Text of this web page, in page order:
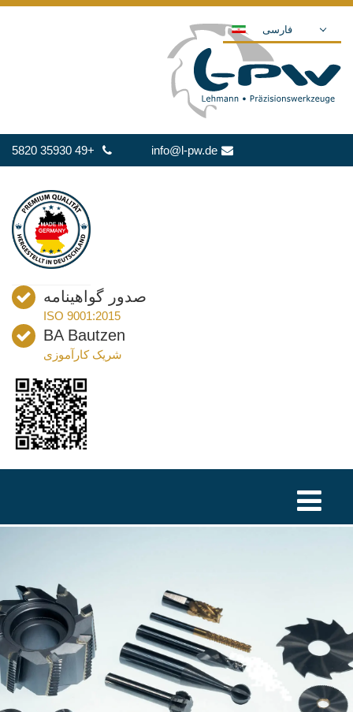
+49 35930 5820 info@l-pw.de
DEUTSCH
ENGLISH
فارسی
صدور گواهینامه
ISO 9001:2015
BA Bautzen
شریک کارآموزی